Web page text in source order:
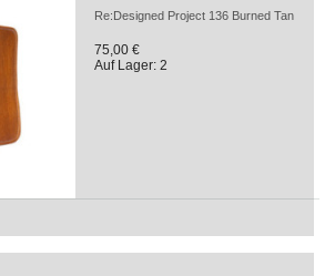
Re:Designed Project 136 Burned Tan
75,00 €
Auf Lager: 2